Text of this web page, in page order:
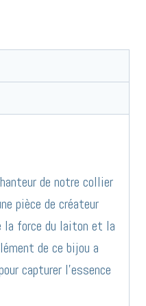
de notre collier
pièce de créateur
la force du laiton et la
de ce bijou a
capturer l’essence